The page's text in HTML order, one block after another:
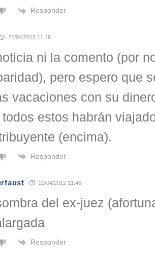
Responder
22/04/2012 11:48
ni la comento (por
pero espero que
vacaciones con su
todos estos habrán
(encima).
Responder
22/04/2012 11:46
del ex-juez
Responder